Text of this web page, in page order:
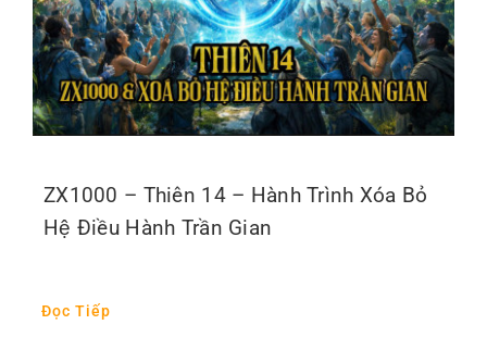
ZX1000 – Thiên 14 – Hành Trình Xóa Bỏ
Hệ Điều Hành Trần Gian
Đọc Tiếp